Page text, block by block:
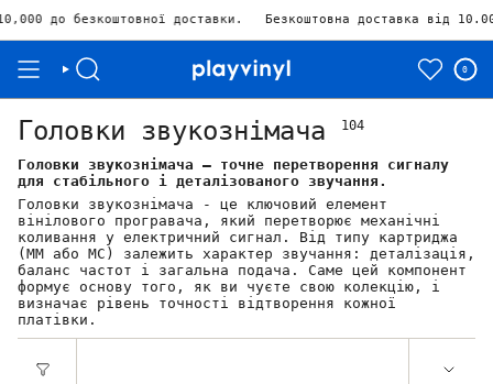
доставки. Безкоштовна доставка від 10.000₴
0
Головки звукознімача 104
Головки звукознімача — точне перетворення сигналу
для стабільного і деталізованого звучання.
Головки звукознімача - це ключовий елемент
вінілового програвача, який перетворює механічні
коливання у електричний сигнал. Від типу картриджа
(MM або MC) залежить характер звучання: деталізація,
баланс частот і загальна подача. Саме цей компонент
формує основу того, як ви чуєте свою колекцію, і
визначає рівень точності відтворення кожної
платівки.